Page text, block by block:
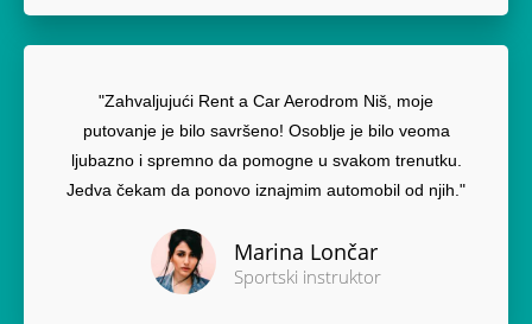
"Zahvaljujući Rent a Car Aerodrom Niš, moje
putovanje je bilo savršeno! Osoblje je bilo veoma
ljubazno i spremno da pomogne u svakom trenutku.
Jedva čekam da ponovo iznajmim automobil od njih."
Marina Lončar
Sportski instruktor